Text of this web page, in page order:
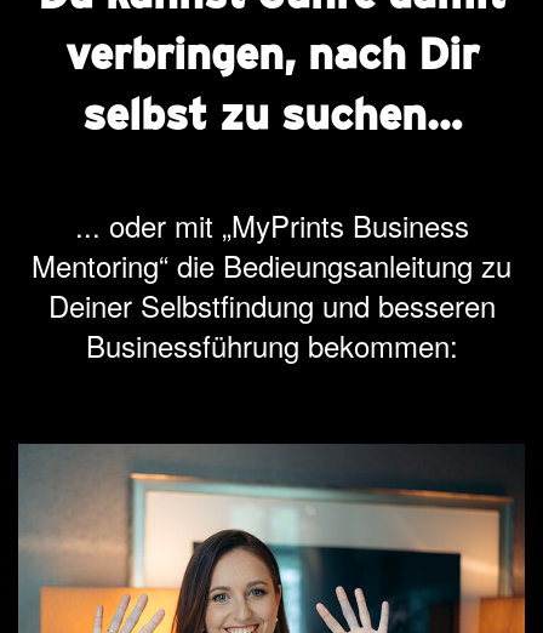
verbringen, nach Dir
selbst zu suchen…
... oder mit „MyPrints Business
Mentoring“ die Bedieungsanleitung zu
Deiner Selbstfindung und besseren
Businessführung bekommen: